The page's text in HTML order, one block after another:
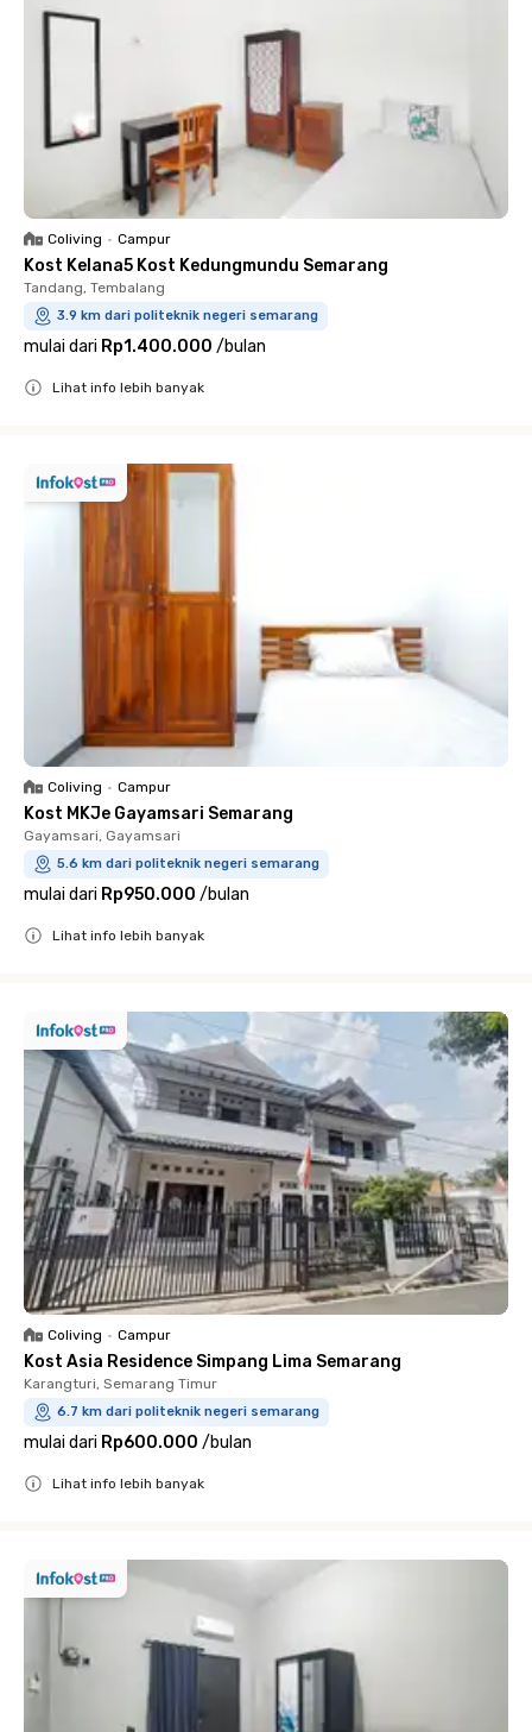
Coliving • Campur
Kost Kelana5 Kost Kedungmundu Semarang
Tandang, Tembalang
3.9 km dari politeknik negeri semarang
mulai dari Rp1.400.000 /bulan
Lihat info lebih banyak
Coliving • Campur
Kost MKJe Gayamsari Semarang
Gayamsari, Gayamsari
5.6 km dari politeknik negeri semarang
mulai dari Rp950.000 /bulan
Lihat info lebih banyak
Coliving • Campur
Kost Asia Residence Simpang Lima Semarang
Karangturi, Semarang Timur
6.7 km dari politeknik negeri semarang
mulai dari Rp600.000 /bulan
Lihat info lebih banyak